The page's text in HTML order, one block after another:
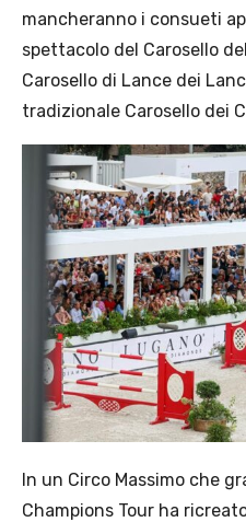
mancheranno i consueti
spettacolo del Carosello
Carosello di Lance dei
tradizionale Carosello dei
In un Circo Massimo che
Champions Tour ha